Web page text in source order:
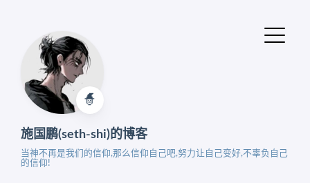
🧙‍
施国鹏(seth-shi)的博客
当神不再是我们的信仰,那么信仰自己吧,努力让自己变好,不辜负自己
的信仰!